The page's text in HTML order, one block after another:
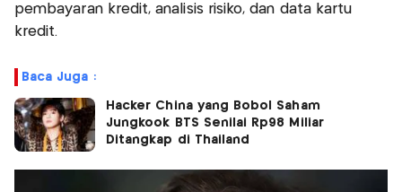
pembayaran kredit, analisis risiko, dan data kartu
kredit.
Baca Juga :
Hacker China yang Bobol Saham
Jungkook BTS Senilai Rp98 Miliar
Ditangkap di Thailand